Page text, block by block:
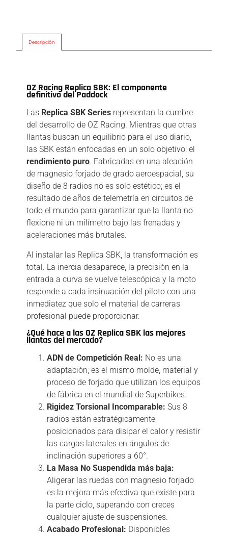
Descripción
OZ Racing Replica SBK: El componente
definitivo del Paddock
Las Replica SBK Series representan la cumbre
del desarrollo de OZ Racing. Mientras que otras
llantas buscan un equilibrio para el uso diario,
las SBK están enfocadas en un solo objetivo: el
rendimiento puro. Fabricadas en una aleación
de magnesio forjado de grado aeroespacial, su
diseño de 8 radios no es solo estético; es el
resultado de años de telemetría en circuitos de
todo el mundo para garantizar que la llanta no
flexione ni un milímetro bajo las frenadas y
aceleraciones más brutales.
Al instalar las Replica SBK, la transformación es
total. La inercia desaparece, la precisión en la
entrada a curva se vuelve telescópica y la moto
responde a cada insinuación del piloto con una
inmediatez que solo el material de carreras
profesional puede proporcionar.
¿Qué hace a las OZ Replica SBK las mejores
llantas del mercado?
ADN de Competición Real: No es una
adaptación; es el mismo molde, material y
proceso de forjado que utilizan los equipos
de fábrica en el mundial de Superbikes.
Rigidez Torsional Incomparable: Sus 8
radios están estratégicamente
posicionados para disipar el calor y resistir
las cargas laterales en ángulos de
inclinación superiores a 60°.
La Masa No Suspendida más baja:
Aligerar las ruedas con magnesio forjado
es la mejora más efectiva que existe para
la parte ciclo, superando con creces
cualquier ajuste de suspensiones.
Acabado Profesional: Disponibles